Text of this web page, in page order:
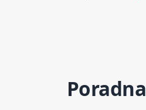
Poradna